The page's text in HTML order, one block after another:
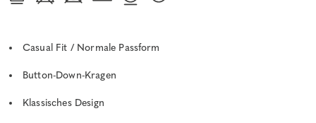
Casual Fit / Normale Passform
Button-Down-Kragen
Klassisches Design